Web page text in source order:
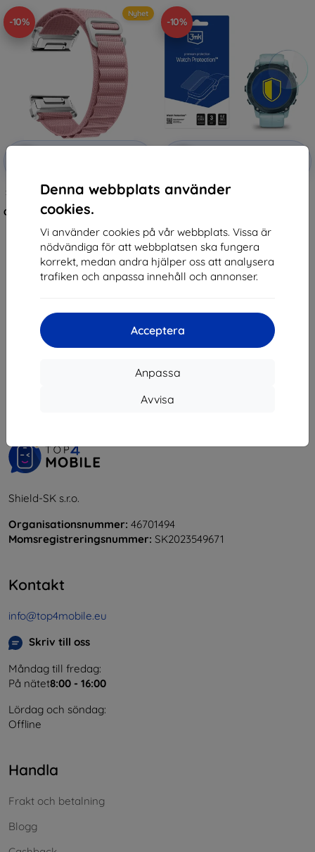
Denna webbplats använder
cookies.
Vi använder cookies på vår webbplats. Vissa är
nödvändiga för att webbplatsen ska fungera
korrekt, medan andra hjälper oss att analysera
trafiken och anpassa innehåll och annonser.
Acceptera
Anpassa
Avvisa
-10%
Nyhet
Rabatt
Strap Beline High Mountain Loop
Watch for Garmin
CarbonEdition/ApproachS7047mm/DescentG1Solar
281 kr
253 kr
I lager > 5 st
-10%
Rabatt
3mk Watch Protection
132 kr
I lager > 5 st
Shield-SK s.r.o.
Organisationsnummer: 46701494
Momsregistreringsnummer: SK2023549671
Kontakt
info@top4mobile.eu
Skriv till oss
Måndag till fredag:
På nätet8:00 - 16:00
Lördag och söndag:
Offline
Handla
Frakt och betalning
Blogg